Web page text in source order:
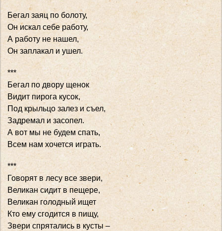
Бегал заяц по болоту,
Он искал себе работу,
А работу не нашел,
Он заплакал и ушел.
***
Бегал по двору щенок
Видит пирога кусок,
Под крыльцо залез и съел,
Задремал и засопел.
А вот мы не будем спать,
Всем нам хочется играть.
***
Говорят в лесу все звери,
Великан сидит в пещере,
Великан голодный ищет
Кто ему сгодится в пищу,
Звери спрятались в кусты –